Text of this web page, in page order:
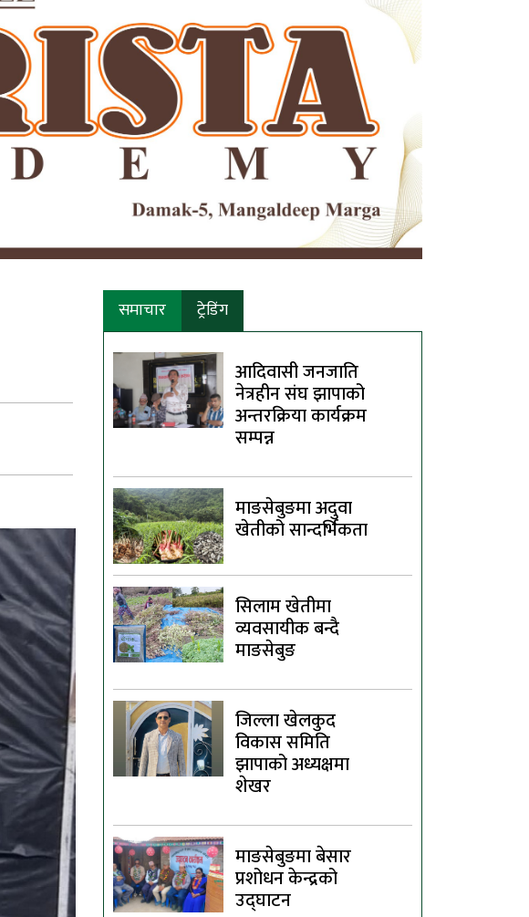
समाचार ट्रेडिंग
आदिवासी जनजाति
नेत्रहीन संघ झापाको
अन्तरक्रिया कार्यक्रम
सम्पन्न
माङसेबुङमा अदुवा
खेतीको सान्दर्भिकता
सिलाम खेतीमा
व्यवसायीक बन्दै
माङसेबुङ
जिल्ला खेलकुद
विकास समिति
झापाको अध्यक्षमा
शेखर
माङसेबुङमा बेसार
प्रशोधन केन्द्रको
उद्घाटन